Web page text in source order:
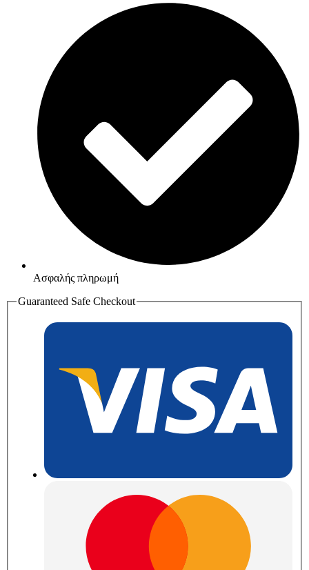
Ασφαλής πληρωμή
Guaranteed Safe Checkout